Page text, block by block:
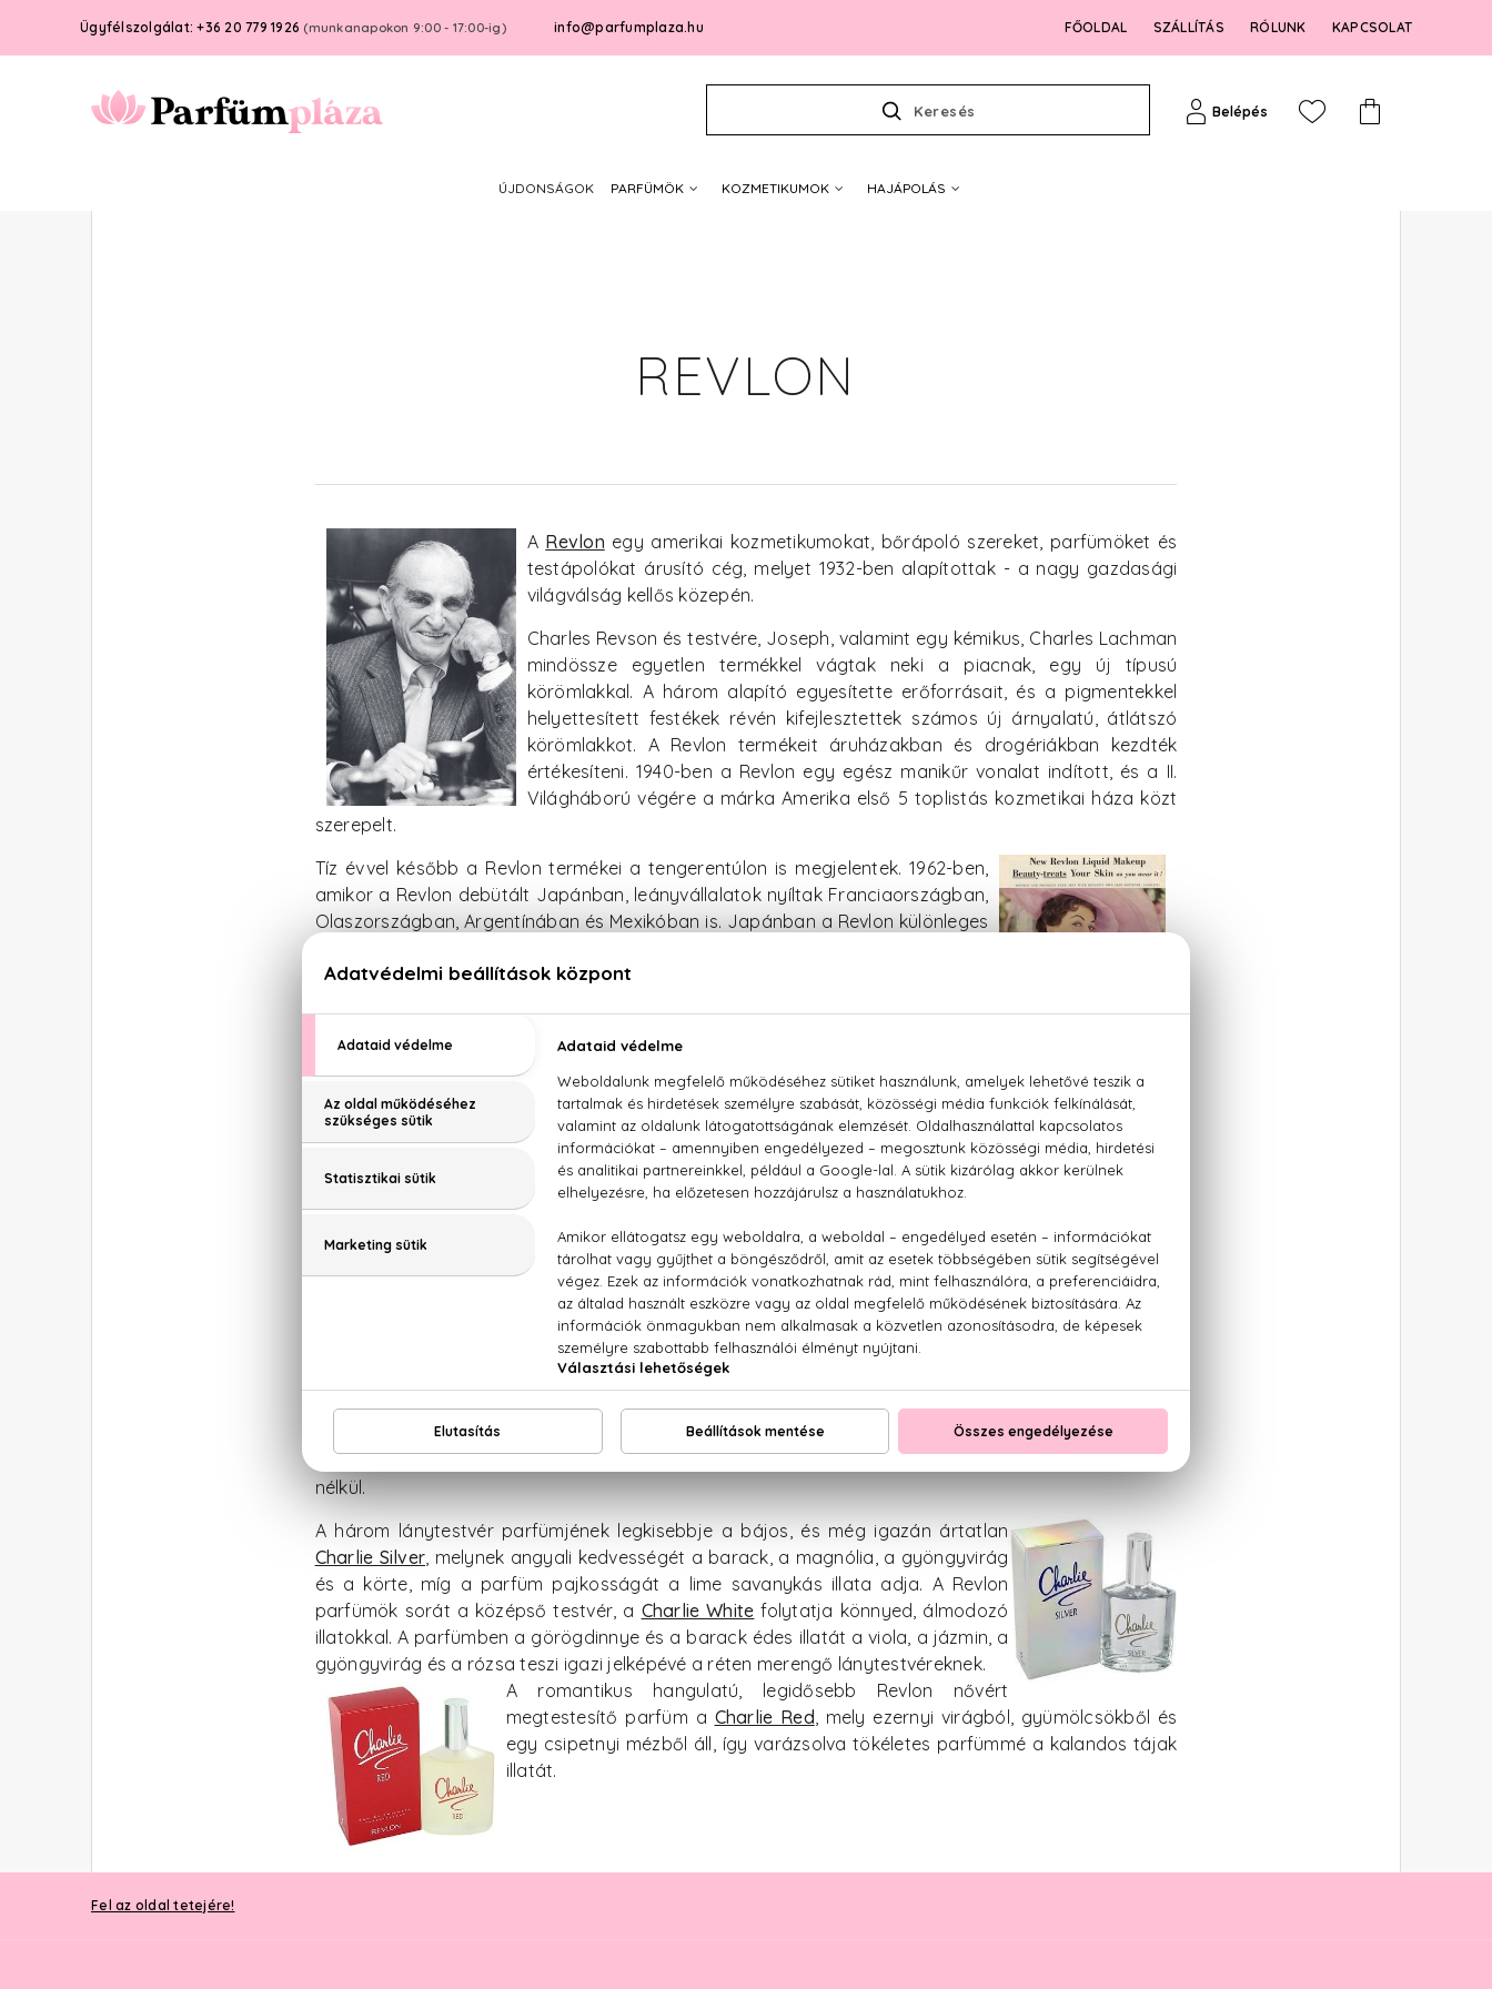
Ügyfélszolgálat: +36 20 779 1926 (munkanapokon 9:00 - 17:00-ig) info@parfumplaza.hu FŐOLDAL SZÁLLÍTÁS RÓLUNK KAPCSOLAT
Keresés Belépés
ÚJDONSÁGOK PARFÜMÖK KOZMETIKUMOK HAJÁPOLÁS
REVLON
A Revlon egy amerikai kozmetikumokat, bőrápoló szereket, parfümöket és
testápolókat árusító cég, melyet 1932-ben alapítottak - a nagy gazdasági
világválság kellős közepén.
Charles Revson és testvére, Joseph, valamint egy kémikus, Charles Lachman
mindössze egyetlen termékkel vágtak neki a piacnak, egy új típusú
körömlakkal. A három alapító egyesítette erőforrásait, és a pigmentekkel
helyettesített festékek révén kifejlesztettek számos új árnyalatú, átlátszó
körömlakkot. A Revlon termékeit áruházakban és drogériákban kezdték
értékesíteni. 1940-ben a Revlon egy egész manikűr vonalat indított, és a II.
Világháború végére a márka Amerika első 5 toplistás kozmetikai háza közt
szerepelt.
Tíz évvel később a Revlon termékei a tengerentúlon is megjelentek. 1962-ben,
amikor a Revlon debütált Japánban, leányvállalatok nyíltak Franciaországban,
Olaszországban, Argentínában és Mexikóban is. Japánban a Revlon különleges
amerikai megjelenés mellett, mellyel nagy sikert aratott a japán hölgyek
A Revlon parfümvonala is igen szerteágazó, számtalan
stílus képviselteti magát a márka parfümjeiben. Ékes példa
erre a Revlon egyik legismertebb parfümcsaládja, aCharlie. A családnak ugyanis
minden tagja külön egyéniség, és ezt a márka különböző színű parfümökkel jelzi.
A Revlon parfümcsalád női tagjainak sorát az anya-parfüm
nyitja, mely a Charlie Blue nevet viseli. Az 1973-ban
adja, az édesanyák komolyságát pedig a tölgymoha, a pézsma és a szantálfa
jelöli ebben az igazán balzsamos, nyugodt parfümben.
A Revlon család fontos tagja a mindig sütemény illatú,
kedves és jóságos nagymama, melynek parfüm
megjelenítése aCharlie Gold. A fűszeres, fahéjas és fás
parfümillatokat olyan gyümölcsök egészítik ki, mint a
sárgabarack, a narancs, az őszibarack és a szilva, a nagyi kellemes virágillatát
pedig a jázmin, a rózsa, a viola és a frézia nyújtja. Természetesen a parfüm
elmaradhatatlan hozzávalója a karamell - mert nincs nagymama édesség
nélkül.
A három lánytestvér parfümjének legkisebbje a bájos, és még igazán ártatlan
Charlie Silver, melynek angyali kedvességét a barack, a magnólia, a gyöngyvirág
és a körte, míg a parfüm pajkosságát a lime savanykás illata adja. A Revlon
parfümök sorát a középső testvér, a Charlie White folytatja könnyed, álmodozó
illatokkal. A parfümben a görögdinnye és a barack édes illatát a viola, a jázmin, a
gyöngyvirág és a rózsa teszi igazi jelképévé a réten merengő lánytestvéreknek.
A romantikus hangulatú, legidősebb Revlon nővért
megtestesítő parfüm a Charlie Red, mely ezernyi virágból, gyümölcsökből és
egy csipetnyi mézből áll, így varázsolva tökéletes parfümmé a kalandos tájak
illatát.
Fel az oldal tetejére!